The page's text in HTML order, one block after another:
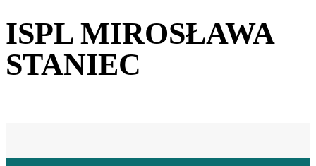
ISPL MIROSŁAWA
STANIEC